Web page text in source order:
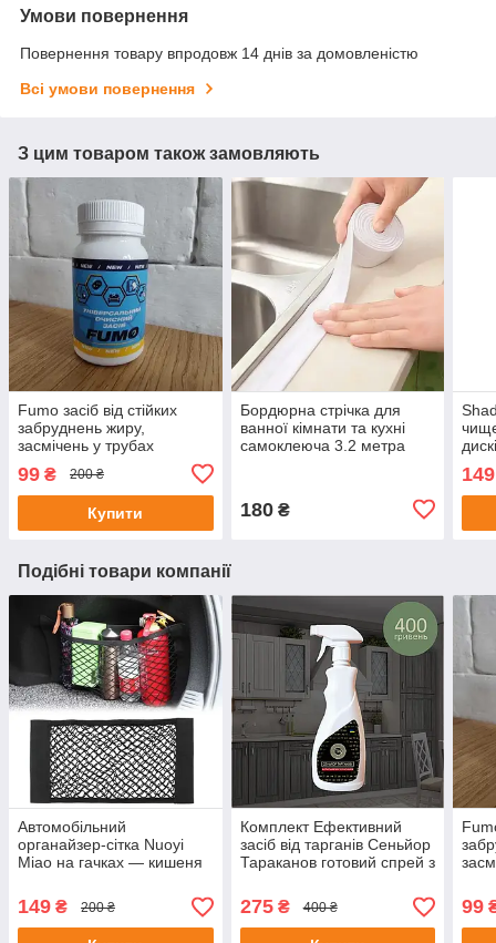
Умови повернення
Повернення товару впродовж 14 днів за домовленістю
Всі умови повернення
З цим товаром також замовляють
Fumo засіб від стійких
забруднень жиру,
засмічень у трубах
99 ₴ 200 ₴
Купити
Бордюрна стрічка для
ванної кімнати та кухні
самоклеюча 3.2 метра
180₴
149
Подібні товари компанії
Автомобільний
органайзер-сітка Nuoyi
Miao на гачках — кишеня
еластичний,
універсальний
149 ₴ 200 ₴
Комплект Ефективний
засіб від тарганів Сеньйор
Тараканов готовий спрей з
комплекті, 500 мл +
ловушка-капкан
275₴ 400 ₴ 99